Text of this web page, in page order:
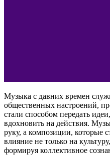
Музыка с давних времен
общественных настроений,
стали способом передать
вдохновить на действия.
руку, а композиции, которые
влияние не только на
формируя коллективное